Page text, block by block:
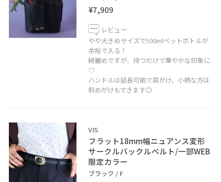
¥7,909
レビュー
やや大きめサイズで500mlペットボトルが
余裕で入る！
綺麗めですが、持つだけで華やかな印象に
♡
ハンドルは延長可能で肩がけ、小柄な方は
斜めがけもできます◎
VIS
フラット18mm幅ニュアンス変形
サークルバックルベルト/一部WEB
限定カラー
ブラック / F